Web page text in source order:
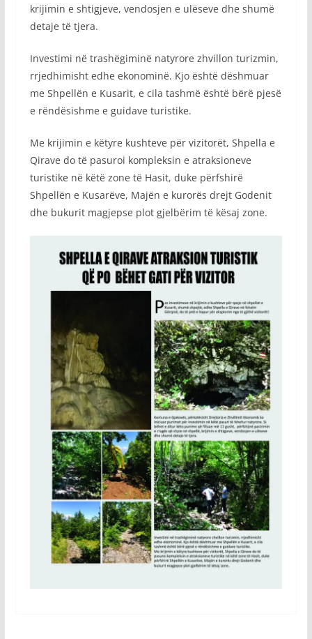
krijimin e shtigjeve, vendosjen e ulëseve dhe shumë
detaje të tjera.
Investimi në trashëgiminë natyrore zhvillon turizmin,
rrjedhimisht edhe ekonominë. Kjo është dëshmuar
me Shpellën e Kusarit, e cila tashmë është bërë pjesë
e rëndësishme e guidave turistike.
Me krijimin e këtyre kushteve për vizitorët, Shpella e
Qirave do të pasuroi kompleksin e atraksioneve
turistike në këtë zone të Hasit, duke përfshirë
Shpellën e Kusarëve, Majën e kurorës drejt Godenit
dhe bukurit magjepse plot gjelbërim të kësaj zone.